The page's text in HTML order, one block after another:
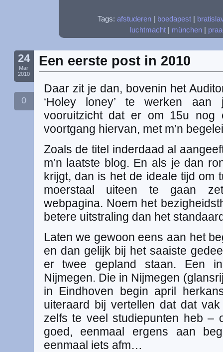
Tags: afstuderen| boedapest|
luchtmacht| münchen|
24
Mar
2010
0
Een eerste post in 2010
Daar zit je dan, bovenin het
‘Holey loney’ te werken
vooruitzicht dat er om 15u
voortgang hiervan, met m’n
Zoals de titel inderdaad al
m’n laatste blog. En als je dan
krijgt, dan is het de ideale tijd om
moerstaal uiteen te gaan
webpagina. Noem het
betere uitstraling dan het
Laten we gewoon eens aan het
en dan gelijk bij het saaiste
er twee gepland staan. Een
Nijmegen. Die in Nijmegen
in Eindhoven begin april
uiteraard bij vertellen dat dat
zelfs te veel studiepunten heb –
goed, eenmaal ergens aan
eenmaal iets afm…